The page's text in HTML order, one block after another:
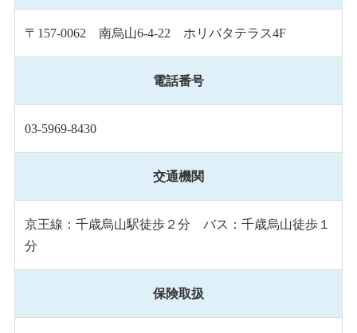
〒157-0062 南烏山6-4-22 ホリバタテラス4F
電話番号
03-5969-8430
交通機関
京王線：千歳烏山駅徒歩２分 バス：千歳烏山徒歩１
分
保険取扱